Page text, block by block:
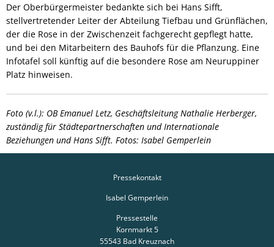
Der Oberbürgermeister bedankte sich bei Hans Sifft,
stellvertretender Leiter der Abteilung Tiefbau und Grünflächen,
der die Rose in der Zwischenzeit fachgerecht gepflegt hatte,
und bei den Mitarbeitern des Bauhofs für die Pflanzung. Eine
Infotafel soll künftig auf die besondere Rose am Neuruppiner
Platz hinweisen.
Foto (v.l.): OB Emanuel Letz, Geschäftsleitung Nathalie Herberger,
zuständig für Städtepartnerschaften und Internationale
Beziehungen und Hans Sifft. Fotos: Isabel Gemperlein
Pressekontakt
Isabel Gemperlein
Pressestelle
Kornmarkt 5
55543 Bad Kreuznach